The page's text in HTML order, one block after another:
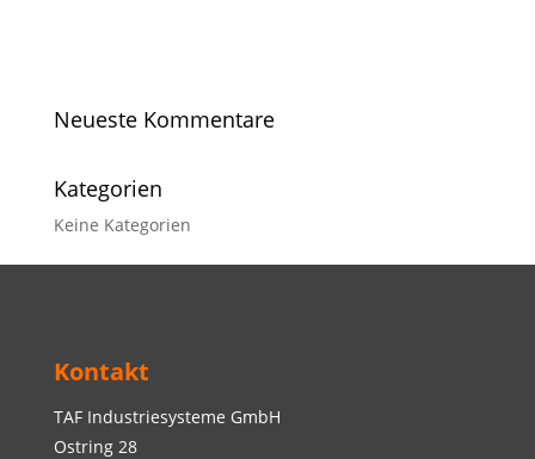
Neueste Kommentare
Kategorien
Keine Kategorien
Kontakt
TAF Industriesysteme GmbH
Ostring 28